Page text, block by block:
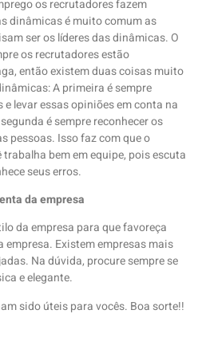
os recrutadores fazem
dinâmicas é muito comum as
ser os líderes das dinâmicas. O
os recrutadores estão
então existem duas coisas muito
A primeira é sempre
levar essas opiniões em conta na
é sempre reconhecer os
pessoas. Isso faz com que o
bem em equipe, pois escuta
seus erros.
da empresa
da empresa para que favoreça
Existem empresas mais
Na dúvida, procure sempre se
e elegante.
sido úteis para vocês. Boa sorte!!